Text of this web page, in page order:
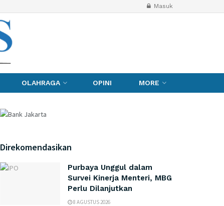
Masuk
OLAHRAGA OPINI MORE
Direkomendasikan
Purbaya Unggul dalam
Survei Kinerja Menteri, MBG
Perlu Dilanjutkan
8 AGUSTUS 2026